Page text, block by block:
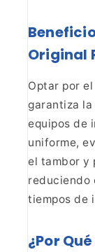
Original
Optar por
garantiza la
equipos de
uniforme,
el tambor y
reduciendo
tiempos de
¿Por